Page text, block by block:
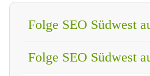
Folge SEO Südwest
Folge SEO Südwest